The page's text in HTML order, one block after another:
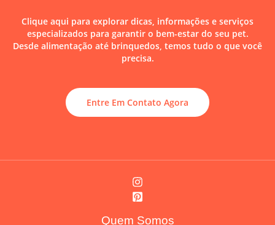
Clique aqui para explorar dicas, informações e serviços
especializados para garantir o bem-estar do seu pet.
Desde alimentação até brinquedos, temos tudo o que você
precisa.
Entre Em Contato Agora
Quem Somos